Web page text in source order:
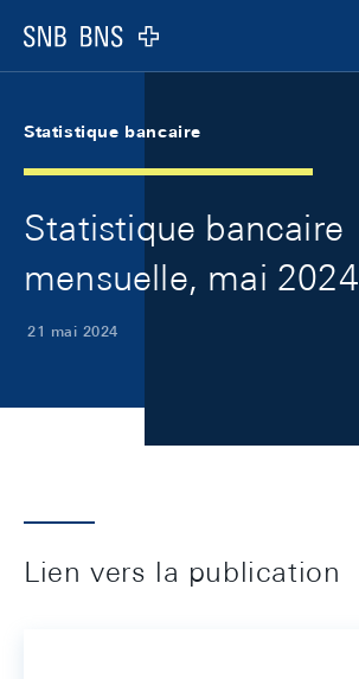
Logo
Statistique bancaire
Statistique bancaire
mensuelle, mai 2024
21 mai 2024
Lien vers la publication